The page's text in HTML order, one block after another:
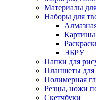
Материалы
Наборы для
ЭБРУ
Папки для
Планшеты для
Полимерная
Резцы, ножи
Скетчбуки